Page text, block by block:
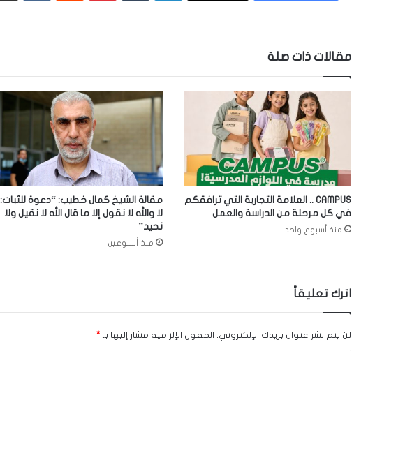
مقالات ذات صلة
CAMPUS .. العلامة التجارية التي ترافقكم
في كل مرحلة من الدراسة والعمل
منذ أسبوع واحد
مقالة الشيخ كمال خطيب: “دعوة للثبات:
لا والله لا نقول إلا ما قال الله لا نقيل ولا
نحيد”
منذ أسبوعين
اترك تعليقاً
لن يتم نشر عنوان بريدك الإلكتروني. الحقول الإلزامية مشار إليها بـ *